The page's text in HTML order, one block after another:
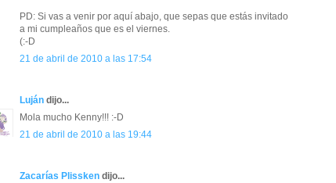
PD: Si vas a venir por aquí abajo, que sepas que estás invitado
a mi cumpleaños que es el viernes.
(:-D
21 de abril de 2010 a las 17:54
Luján dijo...
Mola mucho Kenny!!! :-D
21 de abril de 2010 a las 19:44
Zacarías Plissken dijo...